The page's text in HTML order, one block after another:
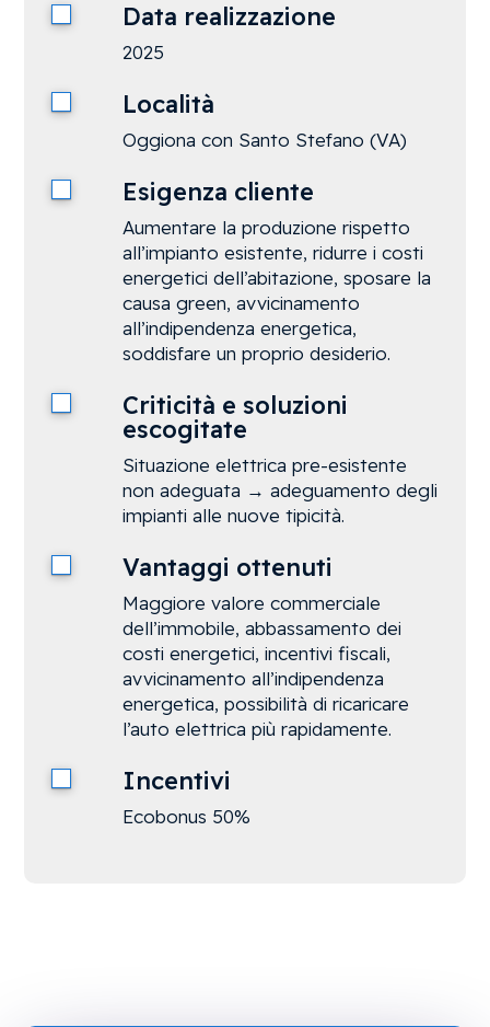
Data realizzazione
2025
Località
Oggiona con Santo Stefano (VA)
Esigenza cliente
Aumentare la produzione rispetto
all’impianto esistente, ridurre i costi
energetici dell’abitazione, sposare la
causa green, avvicinamento
all’indipendenza energetica,
soddisfare un proprio desiderio.
Criticità e soluzioni
escogitate
Situazione elettrica pre-esistente
non adeguata → adeguamento degli
impianti alle nuove tipicità.
Vantaggi ottenuti
Maggiore valore commerciale
dell’immobile, abbassamento dei
costi energetici, incentivi fiscali,
avvicinamento all’indipendenza
energetica, possibilità di ricaricare
l’auto elettrica più rapidamente.
Incentivi
Ecobonus 50%